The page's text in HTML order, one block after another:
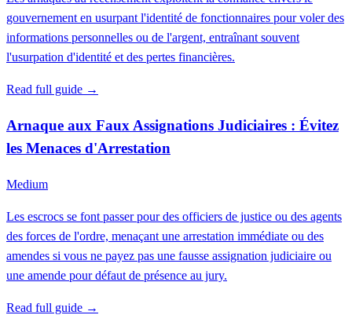
gouvernement en usurpant l'identité de fonctionnaires pour voler des
informations personnelles ou de l'argent, entraînant souvent
l'usurpation d'identité et des pertes financières.
Read full guide →
Arnaque aux Faux Assignations Judiciaires : Évitez
les Menaces d'Arrestation
Medium
Les escrocs se font passer pour des officiers de justice ou des agents
des forces de l'ordre, menaçant une arrestation immédiate ou des
amendes si vous ne payez pas une fausse assignation judiciaire ou
une amende pour défaut de présence au jury.
Read full guide →